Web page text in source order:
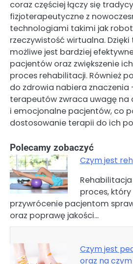
coraz częściej łączy się
fizjoterapeutyczne z
technologiami takimi jak
rzeczywistość wirtualna.
możliwe jest bardziej
pacjentów oraz zwiększenie
proces rehabilitacji. Również
do zdrowia nabiera znaczenia
terapeutów zwraca uwagę na
i emocjonalne pacjentów, co
dostosowanie terapii do ich
Polecamy zobaczyć
Czym jest
proces,
przywrócenie pacjentom
oraz poprawę jakości…
Czym jest
oraz na
Nawigacja
wpisu